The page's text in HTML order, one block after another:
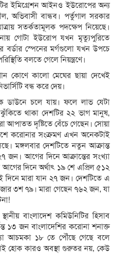
ইমিগ্রেশন আইনও ইউরোপের অন্য
অভিবাসী বান্ধব। পর্তুগাল সরকার
সতর্কতামূলক পদক্ষেপ নিয়েছে।
গোটা ইউরোপ যখন মৃত্যুপুরিতে
বর্ডার স্পেনের মর্গগুলো যখন উপচে
বলতে গেলে নিয়ন্ত্রণে।
কোণে কালো মেঘের ছায়া দেখেই
বন্ধ করে দেয়।
ডাউনে চলে যায়। ফলে লাভ যেটা
থাকা দেশটির ২২ ভাগ মানুষ,
আপাতত দৃষ্টিতে বেঁচে গেছেন। সোয়া
করোনার সংক্রমণ এখন অনেকটাই
মঙ্গলবার দেশটিতে নতুন আক্রান্ত
জন। আগের দিনে আক্রান্তের সংখ্যা
দিনে অর্থাৎ ১৯ শে এপ্রিল ৫১২
মারা যান ২৭ জন। দেশটিতে এ
৩শ ৭৯। মারা গেছেন ৭৬২ জন, যা
বাংলাদেশ কমিউনিটির হিসাব
১৩ জন বাংলাদেশির করোনা শনাক্ত
আচমকা ১৮ তে পৌঁছে গেছে বলে
হোক কারও অবস্থা গুরুতর নয়, কেউ